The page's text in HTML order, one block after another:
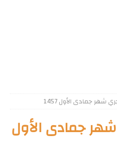
شهر جمادى الأول 1457
جمادى الأول